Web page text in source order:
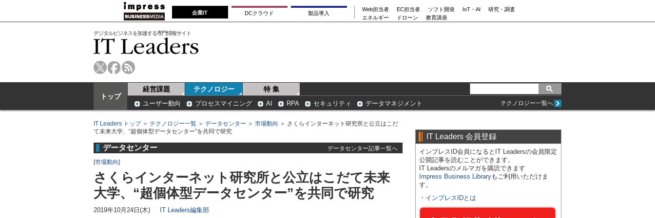
企業IT DCクラウド 製品導入
Web担当者 EC担当者 ソフト開発 IoT・AI
研究・調査
エネルギー
ドローン 教育講座
デジタルビジネスを加速する専門情報サイト
トップ
経営課題 テクノロジー 特 集
ユーザー動向 プロセスマイニング AI RPA セキュリティ データマネジメント テクノロジー一覧へ
IT Leaders トップ＞ テクノロジー一覧 ＞ データセンター ＞ 市場動向 ＞ さくらインターネット研究所と公立はこだ
て未来大学、“超個体型データセンター”を共同で研究
データセンター
データセンター記事一覧へ
[市場動向]
さくらインターネット研究所と公立はこだて未来
大学、“超個体型データセンター”を共同で研究
2019年10月24日(木) IT Leaders編集部
IT Leaders 会員登録
インプレスID会員になるとIT Leadersの会員限定
公開記事を読むことができます。
IT Leadersのメルマガを購読できます
Impress Business Libraryもご利用いただけま
す。
・ インプレスIDとは